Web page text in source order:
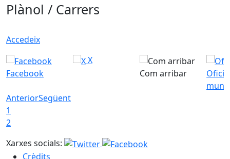
Plànol / Carrers
Accedeix
Facebook
X
Com arribar
AnteriorSegüent
1
2
Xarxes socials:
Crèdits